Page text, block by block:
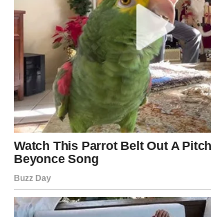
krije se prilika koja može donijeti veliki
Sve ukazuje na to da vam ovaj vikend
vijesti i osjećaj da se život kreće u
više sigurnosti, zadovoljstva i
ono što ste dugo priželjkivali.